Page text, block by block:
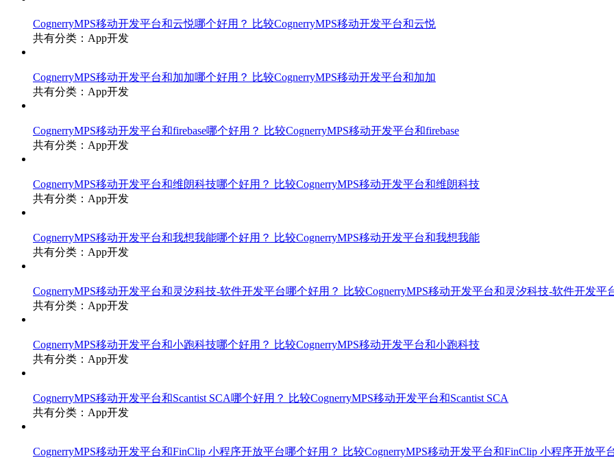
CognerryMPS移动开发平台和云悦哪个好用？ 比较CognerryMPS移动开发平台和云悦
共有分类：App开发
CognerryMPS移动开发平台和加加哪个好用？ 比较CognerryMPS移动开发平台和加加
共有分类：App开发
CognerryMPS移动开发平台和firebase哪个好用？ 比较CognerryMPS移动开发平台和firebase
共有分类：App开发
CognerryMPS移动开发平台和维朗科技哪个好用？ 比较CognerryMPS移动开发平台和维朗科技
共有分类：App开发
CognerryMPS移动开发平台和我想我能哪个好用？ 比较CognerryMPS移动开发平台和我想我能
共有分类：App开发
CognerryMPS移动开发平台和灵汐科技-软件开发平台哪个好用？ 比较CognerryMPS移动开发平台和灵汐科技-软件开发平
共有分类：App开发
CognerryMPS移动开发平台和小跑科技哪个好用？ 比较CognerryMPS移动开发平台和小跑科技
共有分类：App开发
CognerryMPS移动开发平台和Scantist SCA哪个好用？ 比较CognerryMPS移动开发平台和Scantist SCA
共有分类：App开发
CognerryMPS移动开发平台和FinClip 小程序开放平台哪个好用？ 比较CognerryMPS移动开发平台和FinClip 小程序开放平